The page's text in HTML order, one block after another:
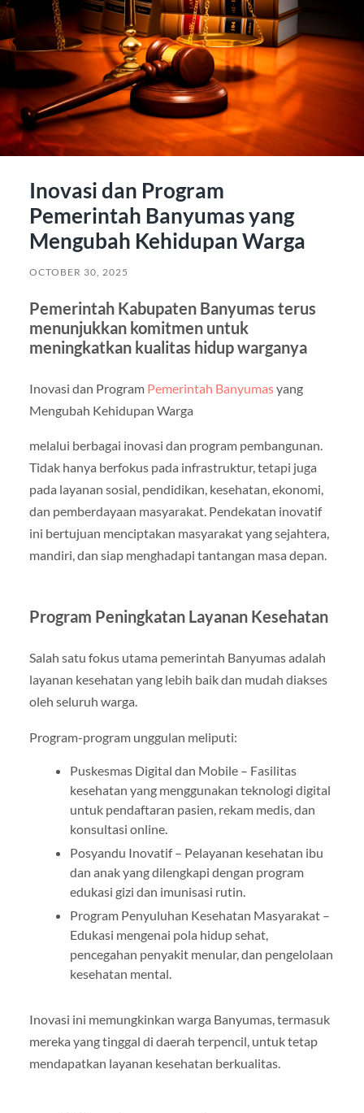
Inovasi dan Program
Pemerintah Banyumas yang
Mengubah Kehidupan Warga
OCTOBER 30, 2025
Pemerintah Kabupaten Banyumas terus
menunjukkan komitmen untuk
meningkatkan kualitas hidup warganya
Inovasi dan Program Pemerintah Banyumasyang
Mengubah Kehidupan Warga
melalui berbagai inovasi dan program pembangunan.
Tidak hanya berfokus pada infrastruktur, tetapi juga
pada layanan sosial, pendidikan, kesehatan, ekonomi,
dan pemberdayaan masyarakat. Pendekatan inovatif
ini bertujuan menciptakan masyarakat yang sejahtera,
mandiri, dan siap menghadapi tantangan masa depan.
Program Peningkatan Layanan Kesehatan
Salah satu fokus utama pemerintah Banyumas adalah
layanan kesehatan yang lebih baik dan mudah diakses
oleh seluruh warga.
Program-program unggulan meliputi:
Puskesmas Digital dan Mobile – Fasilitas
kesehatan yang menggunakan teknologi digital
untuk pendaftaran pasien, rekam medis, dan
konsultasi online.
Posyandu Inovatif – Pelayanan kesehatan ibu
dan anak yang dilengkapi dengan program
edukasi gizi dan imunisasi rutin.
Program Penyuluhan Kesehatan Masyarakat –
Edukasi mengenai pola hidup sehat,
pencegahan penyakit menular, dan pengelolaan
kesehatan mental.
Inovasi ini memungkinkan warga Banyumas, termasuk
mereka yang tinggal di daerah terpencil, untuk tetap
mendapatkan layanan kesehatan berkualitas.